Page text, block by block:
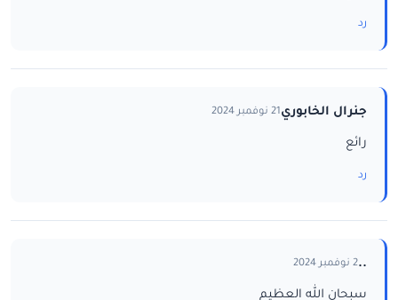
رد
جنرال الخابوري21 نوفمبر 2024
رائع
رد
..2 نوفمبر 2024
سبحان الله العظيم